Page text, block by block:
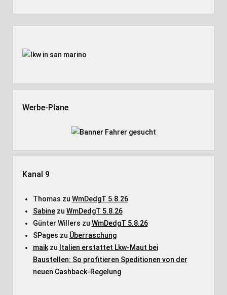
Werbe-Plane
Kanal 9
Thomas zu WmDedgT 5.8.26
Sabinezu WmDedgT 5.8.26
Günter Willers zu WmDedgT 5.8.26
SPages zu Überraschung
maikzu Italien erstattet Lkw-Maut bei
Baustellen: So profitieren Speditionen von der
neuen Cashback-Regelung